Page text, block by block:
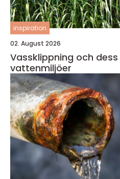
inspiration
02. August 2026
Vassklippning och
vattenmiljöer